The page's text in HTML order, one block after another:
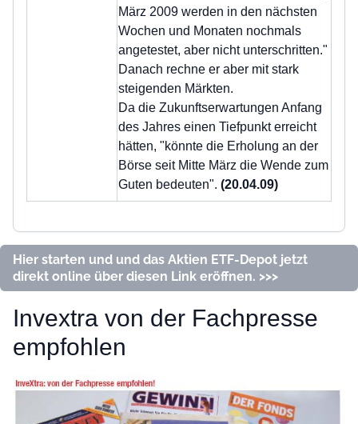
März 2009 werden in den nächsten
Wochen und Monaten nochmals
angetestet, aber nicht unterschritten."
Danach rechne er aber mit stark
steigenden Märkten.
Da die Zukunftserwartungen Anfang
des Jahres einen Tiefpunkt erreicht
hätten, "könnte die Erholung an der
Börse seit Mitte März die Wende zum
Guten bedeuten". (20.04.09)
Hier starten und und das Aktien ETF-Depot jetzt
direkt online über diesen Link eröffnen. >>>
Invextra von der Fachpresse
empfohlen